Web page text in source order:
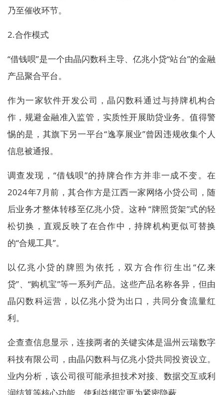
乃至催收环节。
2.合作模式
“借钱呗”是一个由晶闪数科主导、亿兆小贷“站台”的金融
产品聚合平台。
作为一家软件开发公司，晶闪数科通过与持牌机构合
作，规避金融准入监管，实质性开展助贷业务。值得警
惕的是，其旗下另一平台“逸享展业”曾因违规收集个人
信息被通报。
调查发现，“借钱呗”的持牌合作方并非一成不变。在
2024年7月前，其合作方是江西一家网络小贷公司，随
后业务才整体转移至亿兆小贷。这种 “牌照货架”式的轻
松切换，直观反映了在合作中，持牌机构更似可替换
的“合规工具”。
以亿兆小贷的牌照为依托，双方合作衍生出“亿来
贷”、“购机宝”等一系列产品。这些产品名称各异，但由
晶闪数科运营，以亿兆小贷为出口，共同分食流量红
利。
企查查信息显示，连接两者的关键实体是温州云瑞数字
科技有限公司，由晶闪数科与亿兆小贷共同投资设立。
业内分析，该公司很可能承担技术对接、数据交互或利